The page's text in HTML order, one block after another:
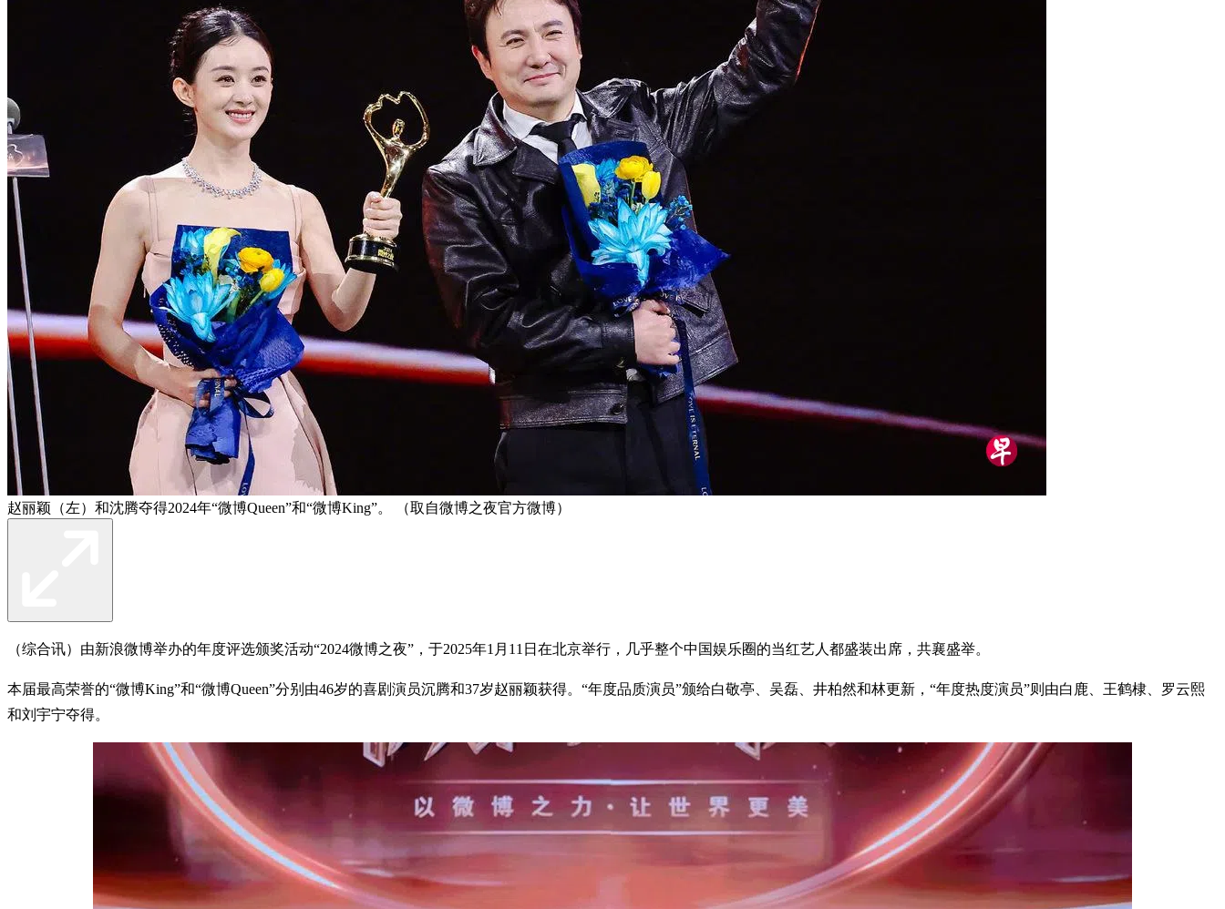
赵丽颖（左）和沈腾夺得2024年“微博Queen”和“微博King”。 （取自微博之夜官方微博）
（综合讯）由新浪微博举办的年度评选颁奖活动“2024微博之夜”，于2025年1月11日在北京举行，几乎整个中国娱乐圈的当红艺人都盛装出席，共襄盛举。
本届最高荣誉的“微博King”和“微博Queen”分别由46岁的喜剧演员沉腾和37岁赵丽颖获得。“年度品质演员”颁给白敬亭、吴磊、井柏然和林更新，“年度热度演员”则由白鹿、王鹤棣、罗云熙
和刘宇宁夺得。